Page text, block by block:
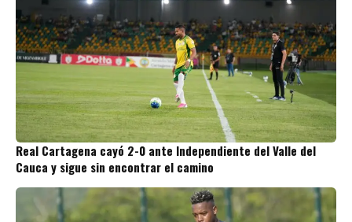
Real Cartagena cayó 2-0 ante Independiente del Valle del
Cauca y sigue sin encontrar el camino